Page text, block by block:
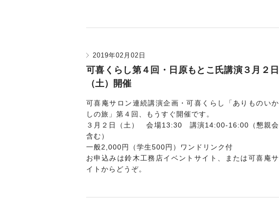
可喜くらし第４回・日原もとこ氏講演３月２日
（土）開催
2019年02月02日
可喜庵サロン連続講演企画・可喜くらし「ありものいか
しの旅」第４回、もうすぐ開催です。
３月２日（土） 会場13:30 講演14:00-16:00（懇親会
含む）
一般2,000円（学生500円）ワンドリンク付
お申込みは鈴木工務店イベントサイト 、または可喜庵サ
イト からどうぞ。